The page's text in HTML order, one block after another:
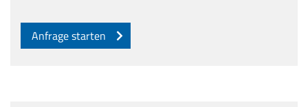
Anfrage starten